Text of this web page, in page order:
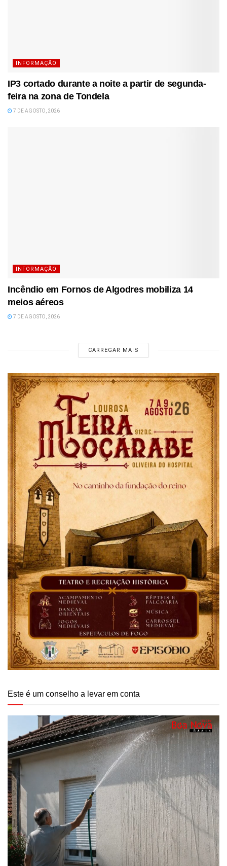
INFORMAÇÃO
IP3 cortado durante a noite a partir de segunda-
feira na zona de Tondela
7 DE AGOSTO, 2026
INFORMAÇÃO
Incêndio em Fornos de Algodres mobiliza 14
meios aéreos
7 DE AGOSTO, 2026
CARREGAR MAIS
Este é um conselho a levar em conta